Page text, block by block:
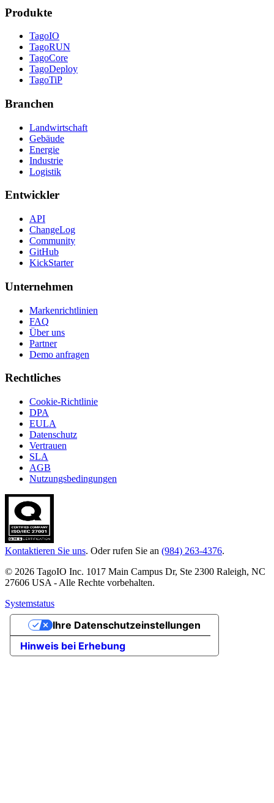
Produkte
TagoIO
TagoRUN
TagoCore
TagoDeploy
TagoTiP
Branchen
Landwirtschaft
Gebäude
Energie
Industrie
Logistik
Entwickler
API
ChangeLog
Community
GitHub
KickStarter
Unternehmen
Markenrichtlinien
FAQ
Über uns
Partner
Demo anfragen
Rechtliches
Cookie-Richtlinie
DPA
EULA
Datenschutz
Vertrauen
SLA
AGB
Nutzungsbedingungen
Kontaktieren Sie uns. Oder rufen Sie an (984) 263-4376.
© 2026 TagoIO Inc. 1017 Main Campus Dr, Ste 2300 Raleigh, NC
27606 USA - Alle Rechte vorbehalten.
Systemstatus
Hinweis bei Erhebung
Ihre Datenschutzeinstellungen